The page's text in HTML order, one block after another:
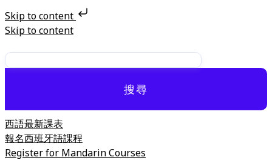
Skip to content
Skip to content
搜尋
西語最新課表
報名西班牙語課程
Register for Mandarin Courses